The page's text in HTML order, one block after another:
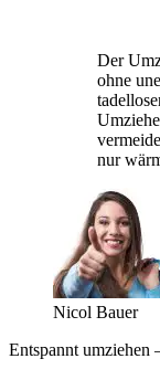
Der
ohne
nur
Nicol Bauer
Entspannt umziehen